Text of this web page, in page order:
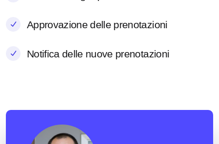
Approvazione delle prenotazioni
Notifica delle nuove prenotazioni